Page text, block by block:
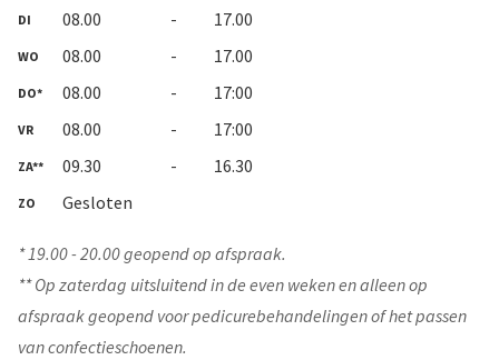
DI 08.00 - 17.00
WO 08.00 - 17.00
DO* 08.00 - 17:00
VR 08.00 - 17:00
ZA** 09.30 - 16.30
ZO Gesloten
* 19.00 - 20.00 geopend op afspraak.
** Op zaterdag uitsluitend in de even weken en alleen op
afspraak geopend voor pedicurebehandelingen of het passen
van confectieschoenen.